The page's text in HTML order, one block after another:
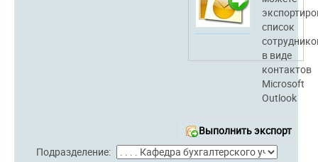
список
в виде
контактов
Microsoft
Outlook
Выполнить экспорт
Подразделение: